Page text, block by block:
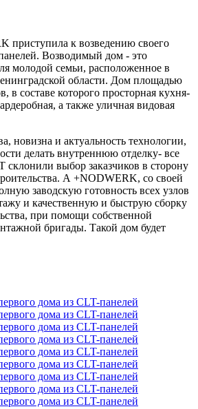
приступила к возведению своего
Возводимый дом - это
молодой семьи, расположенное в
области. Дом площадью
в составе которого просторная кухня-
а также уличная видовая
новизна и актуальность технологии,
делать внутреннюю отделку- все
склонили выбор заказчиков в сторону
А +NODWERK, со своей
заводскую готовность всех узлов
и качественную и быструю сборку
при помощи собственной
бригады. Такой дом будет